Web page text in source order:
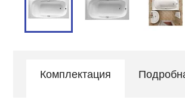
Комплектация